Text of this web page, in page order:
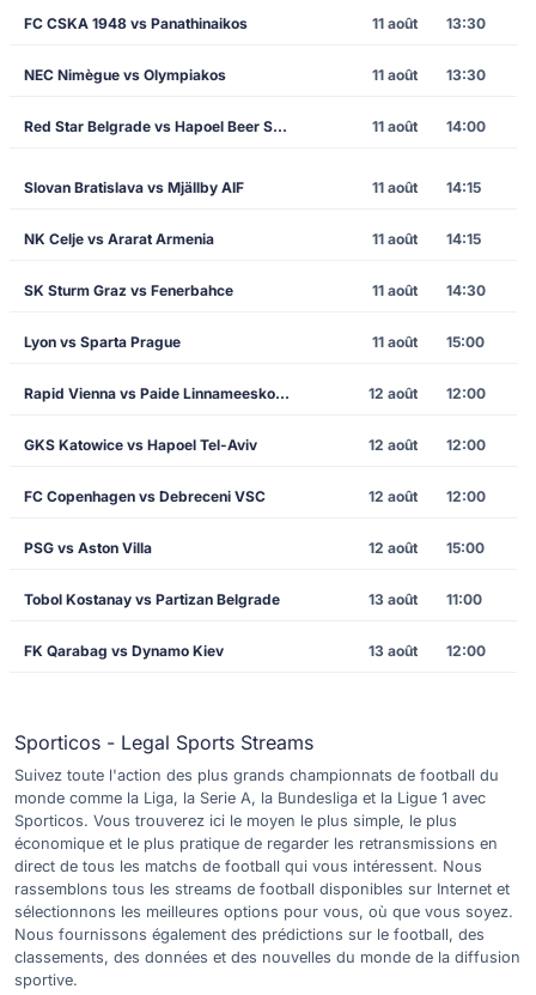
FC CSKA 1948 vs Panathinaikos 11 août 13:30
NEC Nimègue vs Olympiakos 11 août 13:30
Red Star Belgrade vs Hapoel Beer Sheva 11 août 14:00
Slovan Bratislava vs Mjällby AIF 11 août 14:15
NK Celje vs Ararat Armenia 11 août 14:15
SK Sturm Graz vs Fenerbahce 11 août 14:30
Lyon vs Sparta Prague 11 août 15:00
Rapid Vienna vs Paide Linnameeskond 12 août 12:00
GKS Katowice vs Hapoel Tel-Aviv 12 août 12:00
FC Copenhagen vs Debreceni VSC 12 août 12:00
PSG vs Aston Villa 12 août 15:00
Tobol Kostanay vs Partizan Belgrade 13 août 11:00
FK Qarabag vs Dynamo Kiev 13 août 12:00
Sporticos - Legal Sports Streams
Suivez toute l'action des plus grands championnats de football du
monde comme la Liga, la Serie A, la Bundesliga et la Ligue 1 avec
Sporticos. Vous trouverez ici le moyen le plus simple, le plus
économique et le plus pratique de regarder les retransmissions en
direct de tous les matchs de football qui vous intéressent. Nous
rassemblons tous les streams de football disponibles sur Internet et
sélectionnons les meilleures options pour vous, où que vous soyez.
Nous fournissons également des prédictions sur le football, des
classements, des données et des nouvelles du monde de la diffusion
sportive.